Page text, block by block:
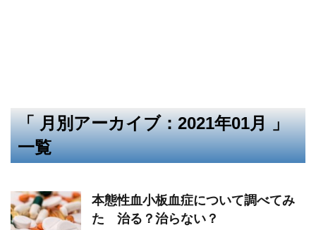
「 月別アーカイブ：2021年01月 」
一覧
本態性血小板血症について調べてみ
た 治る？治らない？